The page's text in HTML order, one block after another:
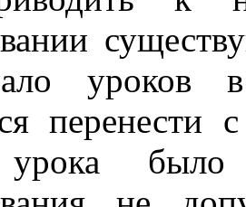
уроков
урока